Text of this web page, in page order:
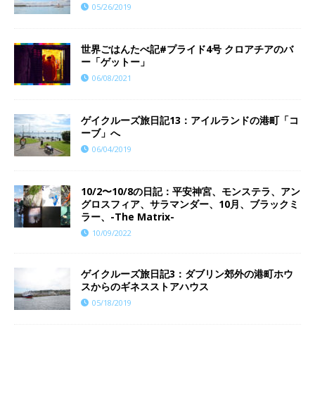
05/26/2019
世界ごはんたべ記#プライド4号 クロアチアのバ
ー「ゲットー」
06/08/2021
ゲイクルーズ旅日記13：アイルランドの港町「コ
ーブ」へ
06/04/2019
10/2〜10/8の日記：平安神宮、モンステラ、アン
グロスフィア、サラマンダー、10月、ブラックミ
ラー、-The Matrix-
10/09/2022
ゲイクルーズ旅日記3：ダブリン郊外の港町ホウ
スからのギネスストアハウス
05/18/2019